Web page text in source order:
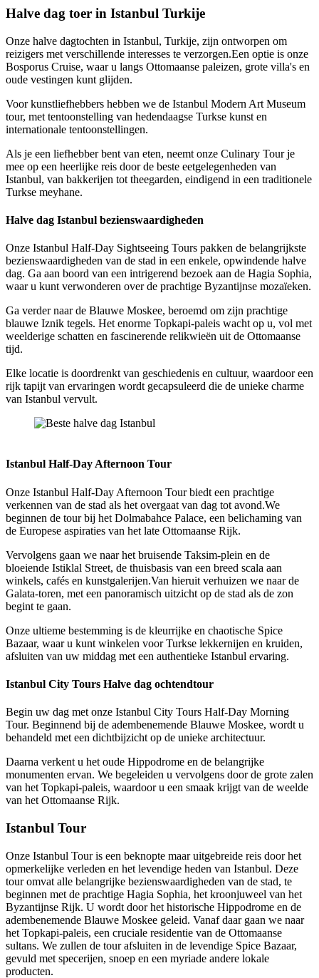
Halve dag toer in Istanbul Turkije
Onze halve dagtochten in Istanbul, Turkije, zijn ontworpen om
reizigers met verschillende interesses te verzorgen.Een optie is onze
Bosporus Cruise, waar u langs Ottomaanse paleizen, grote villa's en
oude vestingen kunt glijden.
Voor kunstliefhebbers hebben we de Istanbul Modern Art Museum
tour, met tentoonstelling van hedendaagse Turkse kunst en
internationale tentoonstellingen.
Als je een liefhebber bent van eten, neemt onze Culinary Tour je
mee op een heerlijke reis door de beste eetgelegenheden van
Istanbul, van bakkerijen tot theegarden, eindigend in een traditionele
Turkse meyhane.
Halve dag Istanbul bezienswaardigheden
Onze Istanbul Half-Day Sightseeing Tours pakken de belangrijkste
bezienswaardigheden van de stad in een enkele, opwindende halve
dag. Ga aan boord van een intrigerend bezoek aan de Hagia Sophia,
waar u kunt verwonderen over de prachtige Byzantijnse mozaïeken.
Ga verder naar de Blauwe Moskee, beroemd om zijn prachtige
blauwe Iznik tegels. Het enorme Topkapi-paleis wacht op u, vol met
weelderige schatten en fascinerende relikwieën uit de Ottomaanse
tijd.
Elke locatie is doordrenkt van geschiedenis en cultuur, waardoor een
rijk tapijt van ervaringen wordt gecapsuleerd die de unieke charme
van Istanbul vervult.
Istanbul Half-Day Afternoon Tour
Onze Istanbul Half-Day Afternoon Tour biedt een prachtige
verkennen van de stad als het overgaat van dag tot avond.We
beginnen de tour bij het Dolmabahce Palace, een belichaming van
de Europese aspiraties van het late Ottomaanse Rijk.
Vervolgens gaan we naar het bruisende Taksim-plein en de
bloeiende Istiklal Street, de thuisbasis van een breed scala aan
winkels, cafés en kunstgalerijen.Van hieruit verhuizen we naar de
Galata-toren, met een panoramisch uitzicht op de stad als de zon
begint te gaan.
Onze ultieme bestemming is de kleurrijke en chaotische Spice
Bazaar, waar u kunt winkelen voor Turkse lekkernijen en kruiden,
afsluiten van uw middag met een authentieke Istanbul ervaring.
Istanbul City Tours Halve dag ochtendtour
Begin uw dag met onze Istanbul City Tours Half-Day Morning
Tour. Beginnend bij de adembenemende Blauwe Moskee, wordt u
behandeld met een dichtbijzicht op de unieke architectuur.
Daarna verkent u het oude Hippodrome en de belangrijke
monumenten ervan. We begeleiden u vervolgens door de grote zalen
van het Topkapi-paleis, waardoor u een smaak krijgt van de weelde
van het Ottomaanse Rijk.
Istanbul Tour
Onze Istanbul Tour is een beknopte maar uitgebreide reis door het
opmerkelijke verleden en het levendige heden van Istanbul. Deze
tour omvat alle belangrijke bezienswaardigheden van de stad, te
beginnen met de prachtige Hagia Sophia, het kroonjuweel van het
Byzantijnse Rijk. U wordt door het historische Hippodrome en de
adembenemende Blauwe Moskee geleid. Vanaf daar gaan we naar
het Topkapi-paleis, een cruciale residentie van de Ottomaanse
sultans. We zullen de tour afsluiten in de levendige Spice Bazaar,
gevuld met specerijen, snoep en een myriade andere lokale
producten.